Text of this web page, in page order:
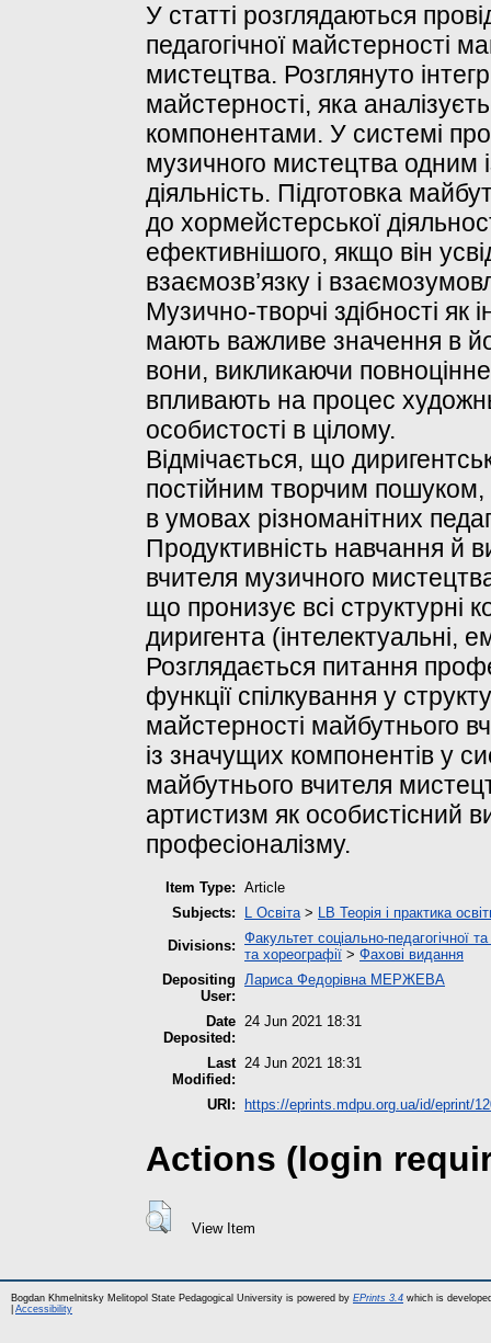
У статті розглядаються
педагогічної майстерності
мистецтва. Розглянуто
майстерності, яка
компонентами. У системі
музичного мистецтва одним
діяльність. Підготовка
до хормейстерської
ефективнішого, якщо він
взаємозв’язку і
Музично-творчі здібності як
мають важливе значення в
вони, викликаючи
впливають на процес
особистості в цілому.
Відмічається, що
постійним творчим пошуком,
в умовах різноманітних
Продуктивність навчання й
вчителя музичного
що пронизує всі структурні
диригента (інтелектуальні,
Розглядається питання
функції спілкування у
майстерності майбутнього
із значущих компонентів у
майбутнього вчителя
артистизм як особистісний
професіоналізму.
Item Type: Article
Subjects:
L Освіта> LB Теорія і практика
Divisions: Факультет соціально-педагогічної
та хореографії > Фахові видання
Depositing
User:
Лариса Федорівна МЕРЖЕВА
Date
Deposited:
24 Jun 2021 18:31
Last
Modified:
24 Jun 2021 18:31
URI: https://eprints.mdpu.org.ua/id/eprint/
Actions (login
View Item
Bogdan Khmelnitsky Melitopol State Pedagogical University is powered by EPrints 3.4 which is
Accessibility